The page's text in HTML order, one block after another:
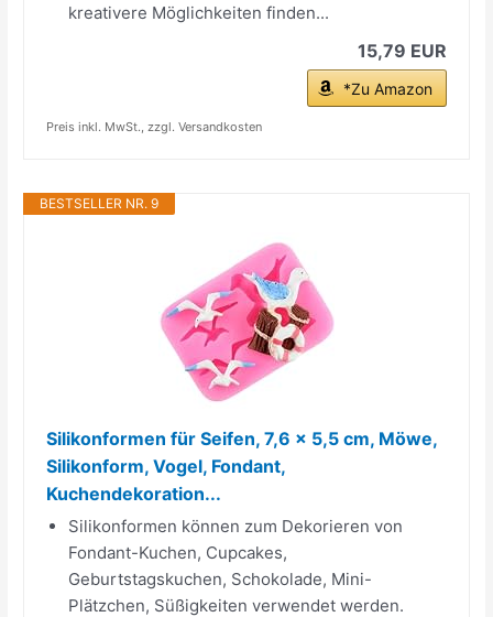
kreativere Möglichkeiten finden...
15,79 EUR
*Zu Amazon
Preis inkl. MwSt., zzgl. Versandkosten
BESTSELLER NR. 9
Silikonformen für Seifen, 7,6 x 5,5 cm, Möwe,
Silikonform, Vogel, Fondant,
Kuchendekoration...
Silikonformen können zum Dekorieren von
Fondant-Kuchen, Cupcakes,
Geburtstagskuchen, Schokolade, Mini-
Plätzchen, Süßigkeiten verwendet werden.